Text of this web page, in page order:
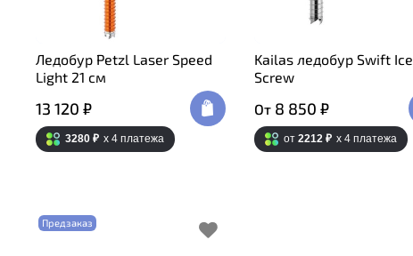
Ледобур Petzl Laser Speed
Light 21 см
13 120 ₽
3280 ₽ x 4 платежа
Kailas ледобур Swift Ice
Screw
От 8 850 ₽
от 2212 ₽ x 4 платежа
Предзаказ